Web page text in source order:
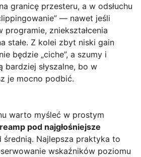
granicę przesteru, a w odsłuchu
— nawet jeśli
programie, zniekształcenia
stałe. Z kolei zbyt niski gain
będzie „ciche”, a szumy i
bardziej słyszalne, bo w
je mocno podbić.
warto myśleć w prostym
pod najgłośniejsze
średnią. Najlepsza praktyka to
wskaźników poziomu